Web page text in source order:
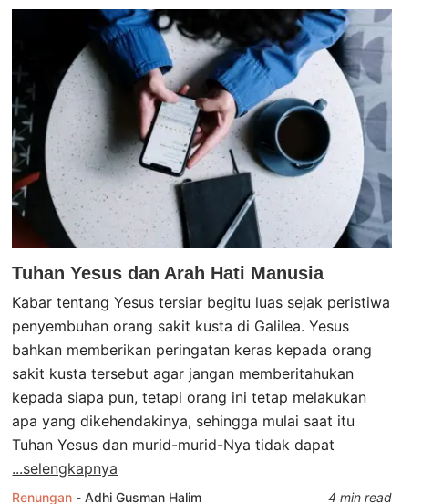
Tuhan Yesus dan Arah Hati Manusia
Kabar tentang Yesus tersiar begitu luas sejak peristiwa
penyembuhan orang sakit kusta di Galilea. Yesus
bahkan memberikan peringatan keras kepada orang
sakit kusta tersebut agar jangan memberitahukan
kepada siapa pun, tetapi orang ini tetap melakukan
apa yang dikehendakinya, sehingga mulai saat itu
Tuhan Yesus dan murid-murid-Nya tidak dapat
...selengkapnya
Renungan -Adhi Gusman Halim 4 min read